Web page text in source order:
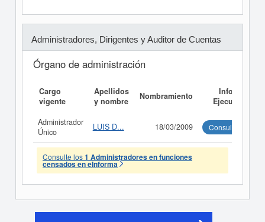
Administradores, Dirigentes y Auditor de Cuentas
Órgano de administración
Cargo
vigente
Apellidos
y nombre
Nombramiento
Informe
Ejecutivo
Administrador
Único
LUIS D... 18/03/2009 Consultar
Consulte los1 Administradores en funciones
censados en eInforma